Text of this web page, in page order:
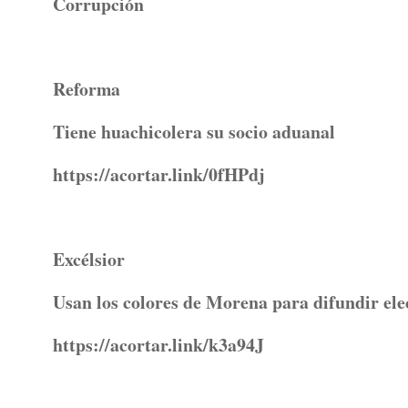
Reforma
Tiene huachicolera su socio aduanal
https://acortar.link/0fHPdj
Excélsior
Usan los colores de Morena para difundir
https://acortar.link/k3a94J